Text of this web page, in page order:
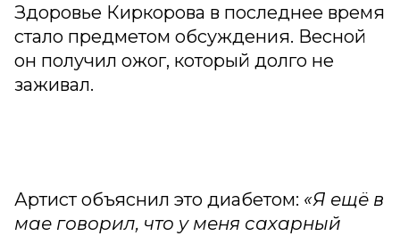
Здоровье Киркорова в последнее время
стало предметом обсуждения. Весной
он получил ожог, который долго не
заживал.
Артист объяснил это диабетом: «Я ещё в
мае говорил, что у меня сахарный